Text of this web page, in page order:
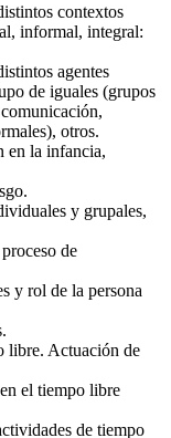
contextos
informal, integral:
agentes
de iguales (grupos
otros.
en la infancia,
y grupales,
de
y rol de la persona
libre. Actuación de
el tiempo libre
de tiempo